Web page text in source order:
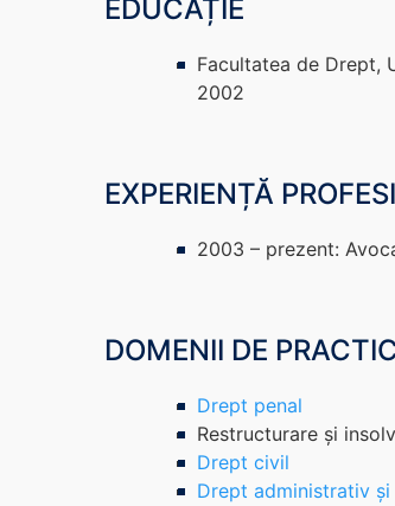
EDUCAȚIE
Facultatea de Drept,
2002
EXPERIENȚĂ
2003 – prezent:
DOMENII DE
Drept penal
Restructurare și
Drept civil
Drept administrativ și